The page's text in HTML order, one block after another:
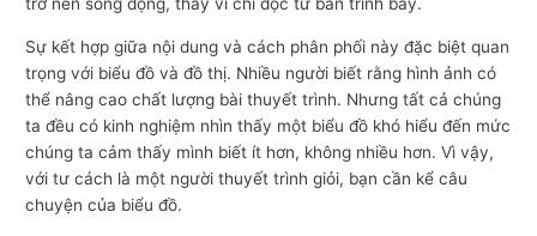
Sự kết hợp giữa nội dung và cách phân phối này đặc biệt quan
trọng với biểu đồ và đồ thị. Nhiều người biết rằng hình ảnh có
thể nâng cao chất lượng bài thuyết trình. Nhưng tất cả chúng
ta đều có kinh nghiệm nhìn thấy một biểu đồ khó hiểu đến mức
chúng ta cảm thấy mình biết ít hơn, không nhiều hơn. Vì vậy,
với tư cách là một người thuyết trình giỏi, bạn cần kể câu
chuyện của biểu đồ.